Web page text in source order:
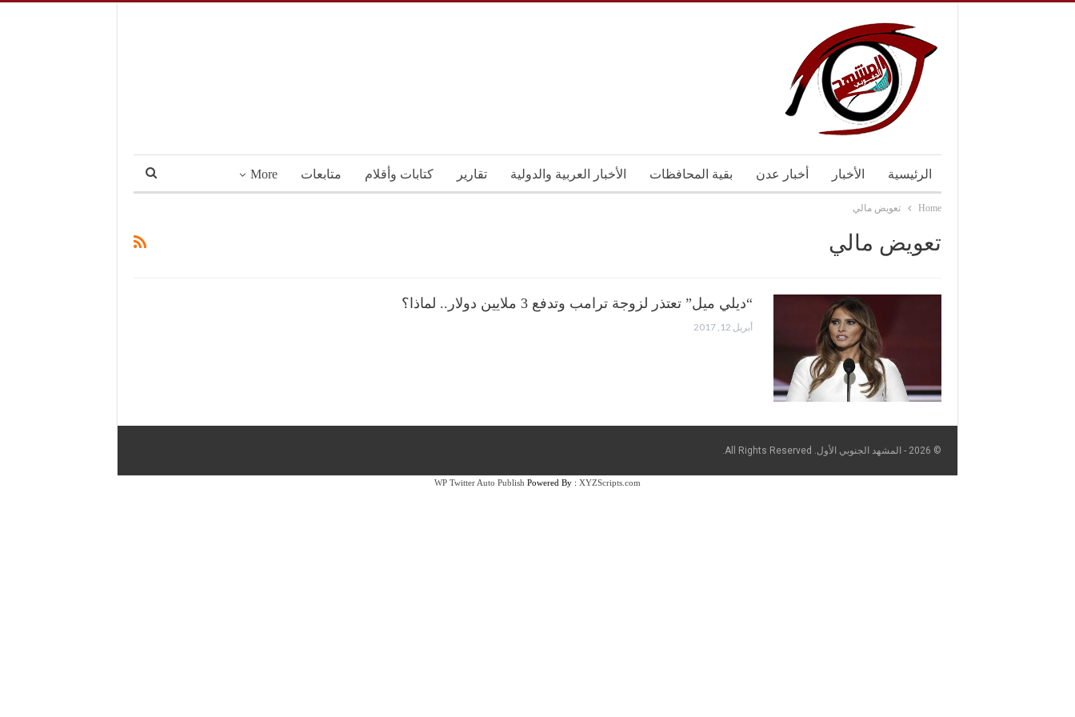
الرئيسية الأخبار أخبار عدن بقية المحافظات الأخبار العربية والدولية تقارير كتابات وأقلام متابعات More
Home تعويض مالي
تعويض مالي
“ديلي ميل” تعتذر لزوجة ترامب وتدفع 3 ملايين دولار.. لماذا؟
أبريل 12, 2017
© 2026 - المشهد الجنوبي الأول. All Rights Reserved.
WP Twitter Auto Publish Powered By : XYZScripts.com